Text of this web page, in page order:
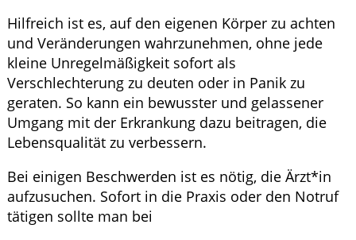
Hilfreich ist es, auf den eigenen Körper zu achten
und Veränderungen wahrzunehmen, ohne jede
kleine Unregelmäßigkeit sofort als
Verschlechterung zu deuten oder in Panik zu
geraten. So kann ein bewusster und gelassener
Umgang mit der Erkrankung dazu beitragen, die
Lebensqualität zu verbessern.
Bei einigen Beschwerden ist es nötig, die Ärzt*in
aufzusuchen. Sofort in die Praxis oder den Notruf
tätigen sollte man bei